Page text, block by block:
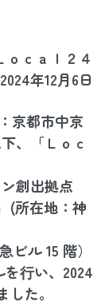
ｏｃａｌ２４
2024年12月6日
京都市中京
、「Ｌｏｃ
創出拠点
(所在地：神
ル 15 階）
⾏い、2024
た。